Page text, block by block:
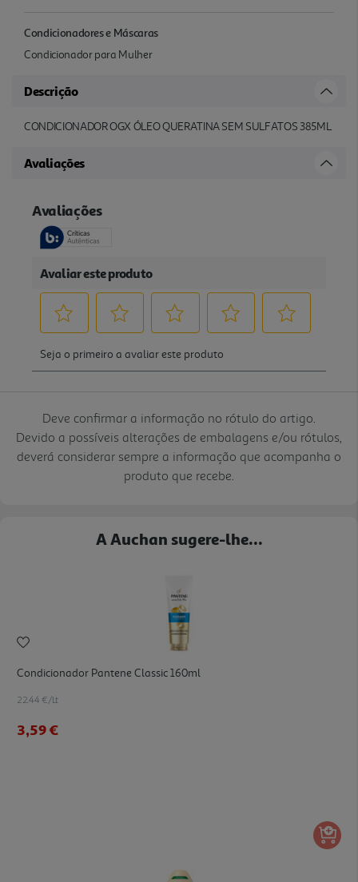
Condicionadores e Máscaras
Condicionador para Mulher
Descrição
CONDICIONADOR OGX ÓLEO QUERATINA SEM SULFATOS 385ML
Avaliações
Deve confirmar a informação no rótulo do artigo.
Devido a possíveis alterações de embalagens e/ou rótulos,
deverá considerar sempre a informação que acompanha o
produto que recebe.
A Auchan sugere-lhe...
Condicionador Pantene Classic 160ml
22.44 €/Lt
3,59 €